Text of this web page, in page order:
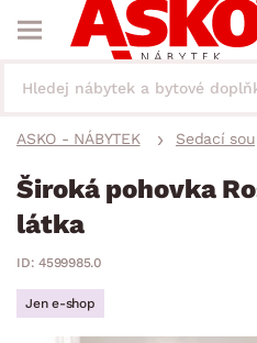
ASKO - NÁBYTEK Sedací
Široká pohovka
látka
ID: 4599985.0
Jen e-shop